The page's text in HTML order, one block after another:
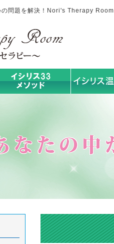
問題を解決！Nori's Therapy Room
イシリス